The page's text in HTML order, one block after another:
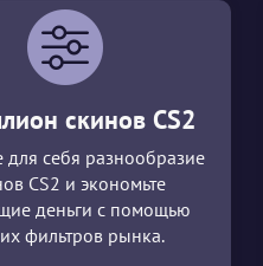
скинов CS2
для себя разнообразие
CS2 и экономьте
деньги с помощью
фильтров рынка.